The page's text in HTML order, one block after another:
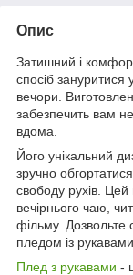
Опис
Затишний і
спосіб зануритися
вечори.
забезпечить вам
вдома.
Його унікальний
зручно
свободу рухів.
вечірнього чаю,
фільму. Дозвольте
пледом із рукавами.
Плед з рукавами -